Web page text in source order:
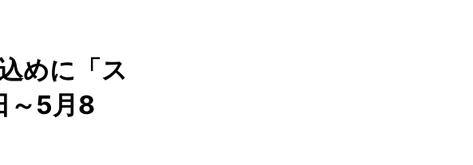
めに「ス
～5月8